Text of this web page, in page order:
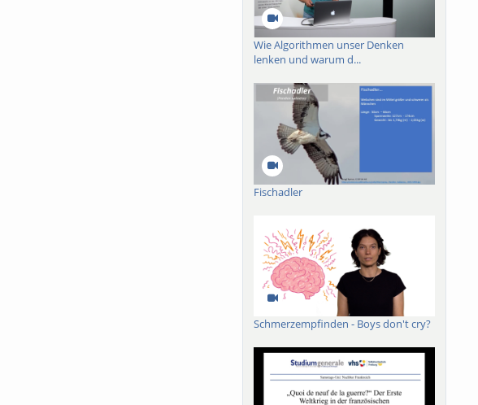
Wie Algorithmen unser Denken
lenken und warum d...
Fischadler
Schmerzempfinden - Boys don't cry?